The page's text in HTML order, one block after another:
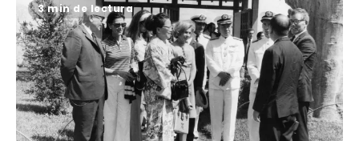
3 min de lectura